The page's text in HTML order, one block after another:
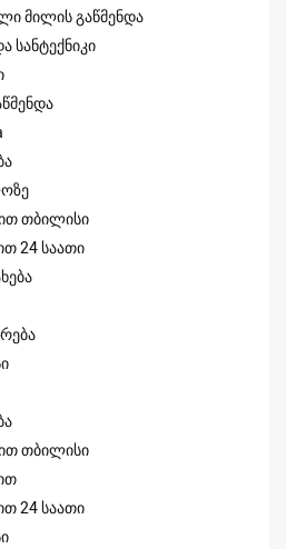
მილის გაწმენდა
სანტექნიკი
თბილისი
24 საათი
თბილისი
24 საათი